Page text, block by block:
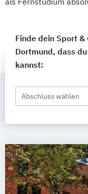
Finde dein Sport
Dortmund, dass
kannst:
Abschluss wählen